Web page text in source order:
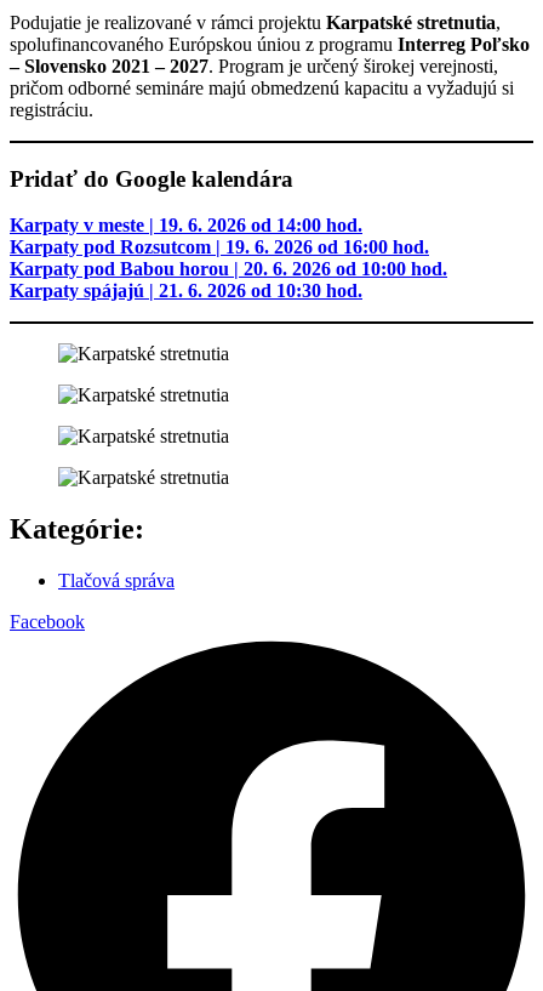
Podujatie je realizované v rámci projektu Karpatské stretnutia,
spolufinancovaného Európskou úniou z programu Interreg Poľsko
– Slovensko 2021 – 2027. Program je určený širokej verejnosti,
pričom odborné semináre majú obmedzenú kapacitu a vyžadujú si
registráciu.
Pridať do Google kalendára
Karpaty v meste | 19. 6. 2026 od 14:00 hod.
Karpaty pod Rozsutcom | 19. 6. 2026 od 16:00 hod.
Karpaty pod Babou horou | 20. 6. 2026 od 10:00 hod.
Karpaty spájajú | 21. 6. 2026 od 10:30 hod.
Kategórie:
Tlačová správa
Facebook